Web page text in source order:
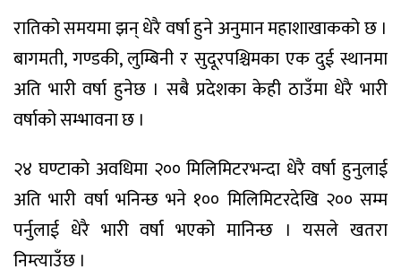
रातिको समयमा झन् धेरै वर्षा हुने अनुमान महाशाखाकको छ ।
बागमती, गण्डकी, लुम्बिनी र सुदूरपश्चिमका एक दुई स्थानमा
अति भारी वर्षा हुनेछ । सबै प्रदेशका केही ठाउँमा धेरै भारी
वर्षाको सम्भावना छ ।
२४ घण्टाको अवधिमा २०० मिलिमिटरभन्दा धेरै वर्षा हुनुलाई
अति भारी वर्षा भनिन्छ भने १०० मिलिमिटरदेखि २०० सम्म
पर्नुलाई धेरै भारी वर्षा भएको मानिन्छ । यसले खतरा
निम्त्याउँछ ।